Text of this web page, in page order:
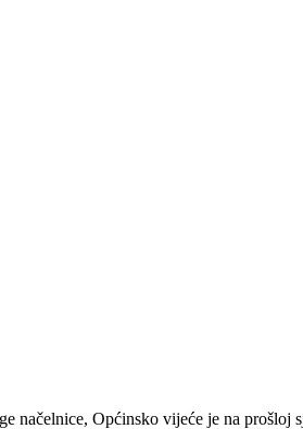
Općinsko vijeće je na prošloj